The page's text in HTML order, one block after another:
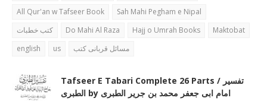
All Qur'an w Tafseer Book
Sah Mahi Pegham e Nipal
کتب خطبات
Do Mahi Al Raza Hajj o Umrah Books
Maktobat
english
us مسائل قربانی کتب
Tafseer E Tabari Complete 26 Parts / تفسیر
الطبری by امام ابی جعفر محمد بن جریر الطبری